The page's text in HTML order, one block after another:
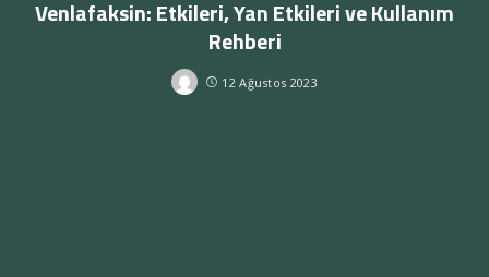
Venlafaksin: Etkileri, Yan Etkileri ve Kullanım
Rehberi
12 Ağustos 2023